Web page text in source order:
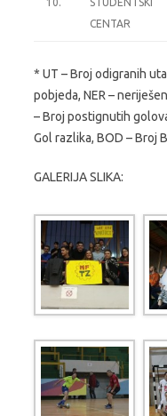
CENTAR
* UT – Broj odigranih
pobjeda, NER –
– Broj postignutih
Gol razlika, BOD – Broj
GALERIJA SLIKA: